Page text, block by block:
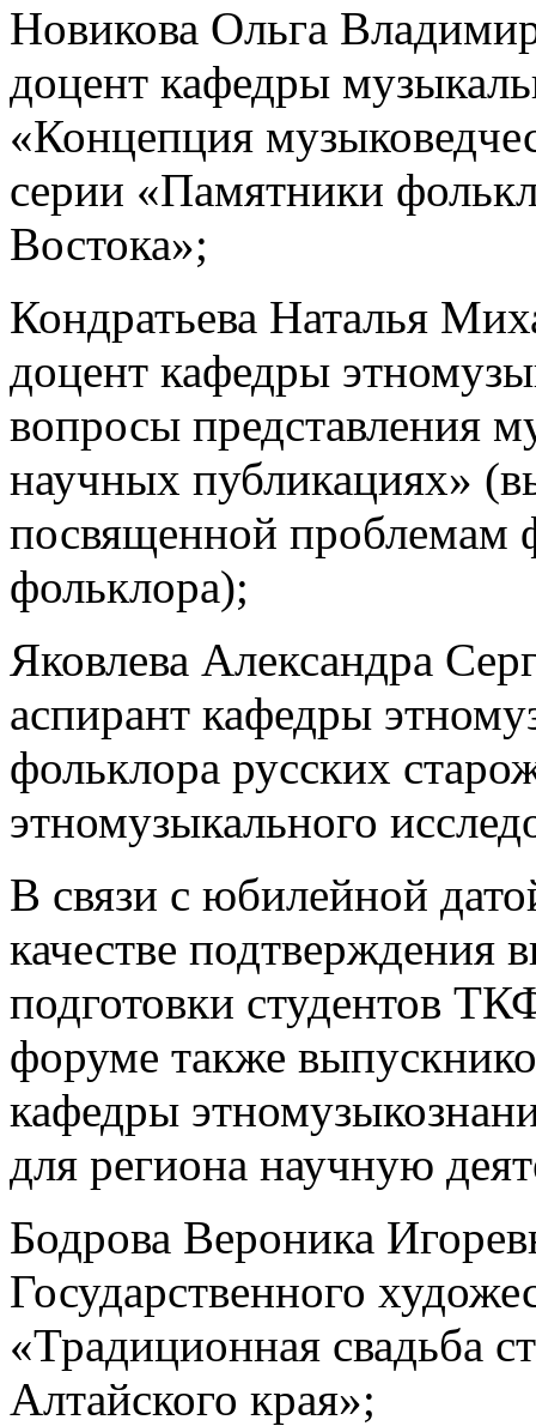
Новикова Ольга
доцент кафедры
«Концепция
серии «Памятники
Востока»;
Кондратьева Наталья
доцент кафедры
вопросы представления
научных публикациях»
посвященной проблемам
фольклора);
Яковлева Александра
аспирант кафедры
фольклора русских
этномузыкального
В связи с юбилейной
качестве подтверждения
подготовки студентов
форуме также
кафедры
для региона научную
Бодрова Вероника
Государственного
«Традиционная свадьба
Алтайского края»;